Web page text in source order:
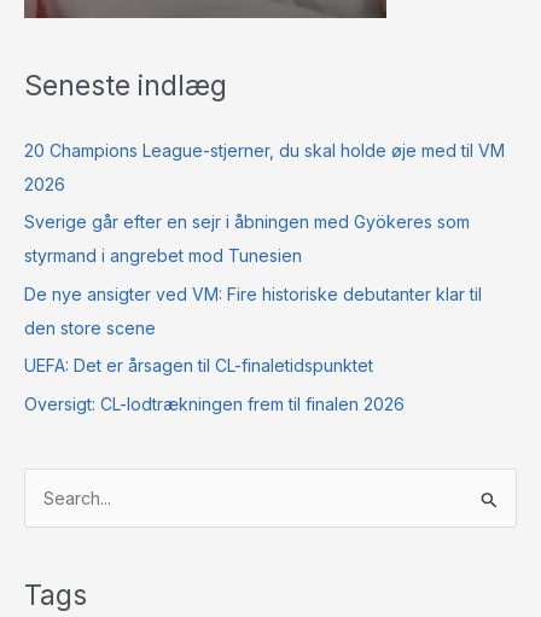
Seneste indlæg
20 Champions League-stjerner, du skal holde øje med til VM
2026
Sverige går efter en sejr i åbningen med Gyökeres som
styrmand i angrebet mod Tunesien
De nye ansigter ved VM: Fire historiske debutanter klar til
den store scene
UEFA: Det er årsagen til CL-finaletidspunktet
Oversigt: CL-lodtrækningen frem til finalen 2026
e
Tags